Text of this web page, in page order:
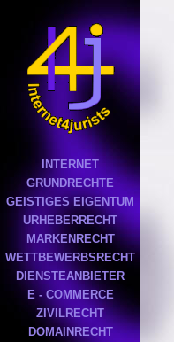
INTERNET
GRUNDRECHTE
GEISTIGES EIGENTUM
URHEBERRECHT
MARKENRECHT
WETTBEWERBSRECHT
DIENSTEANBIETER
E - COMMERCE
ZIVILRECHT
DOMAINRECHT